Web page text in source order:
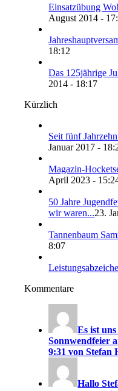
Einsatzübung
August 2014 -
18:12
Das 125jährige
2014 - 18:17
Kürzlich
Seit fünf
Januar 2017 -
Magazin-
April 2023 -
50 Jahre
wir waren...23.
Tannenbaum
8:07
Kommentare
Es ist
Sonnwendfeier
9:31 von Stefan
Hallo